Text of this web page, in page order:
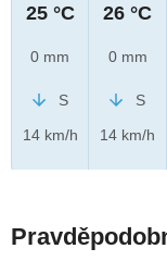
25 °C
0 mm
S
14 km/h
26 °C
0 mm
S
14 km/h